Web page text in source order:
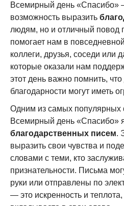
Всемирный день «Спасибо»
возможность выразить
людям, но и отличный повод
помогает нам в
коллеги, друзья, соседи или
которые оказали нам
этот день важно помнить,
благодарности могут иметь
Одним из самых популярных
Всемирный день «Спасибо»
благодарственных писем.
выразить свои чувства и
словами с теми, кто
признательности. Письма
руки или отправлены по
— это искренность и